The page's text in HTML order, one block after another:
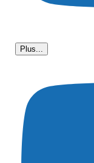
Plus...